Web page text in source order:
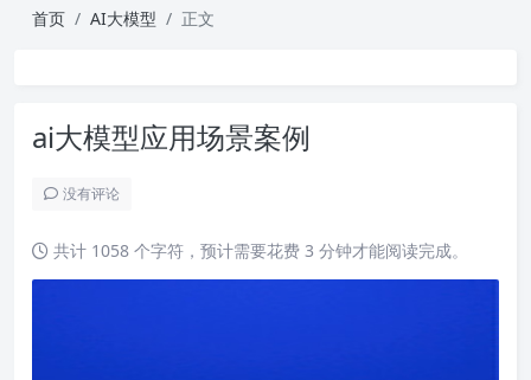
首页 AI大模型 正文
ai大模型应用场景案例
没有评论
共计 1058 个字符，预计需要花费 3 分钟才能阅读完成。